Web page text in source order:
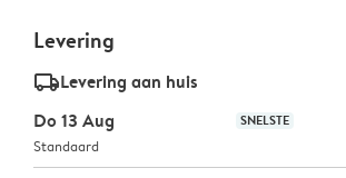
Levering
delivery_standard_v2Levering aan huis
Do 13 Aug
SNELSTE
Standaard